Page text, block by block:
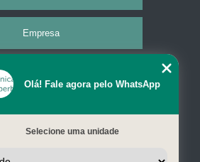
Empresa
Olá! Fale agora pelo WhatsApp
Selecione uma unidade